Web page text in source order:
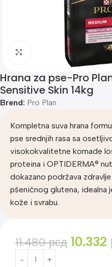
Klik za uvećanje
Hrana za pse-Pro
Sensitive Skin 14kg
Brend: Pro Plan
Kompletna suva hrana
pse srednjih rasa sa
visokokvalitetne komade
proteina i OPTIDERMA®
dokazano podržava
pšeničnog glutena, idealna
kože i svrabu.
11.480рсд 10.332